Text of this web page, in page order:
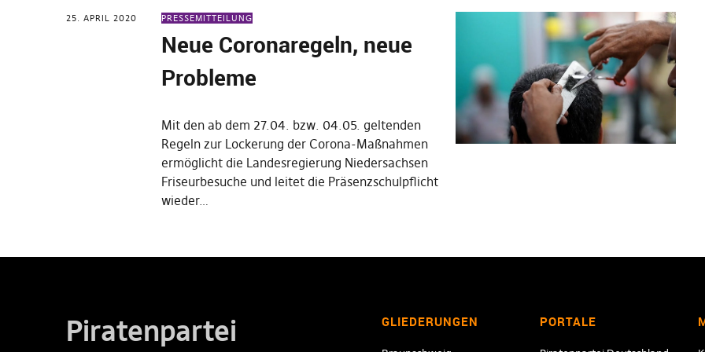
25. APRIL 2020 PRESSEMITTEILUNG
Neue Coronaregeln, neue
Probleme
Mit den ab dem 27.04. bzw. 04.05. geltenden
Regeln zur Lockerung der Corona-Maßnahmen
ermöglicht die Landesregierung Niedersachsen
Friseurbesuche und leitet die Präsenzschulpflicht
wieder…
Piratenpartei
GLIEDERUNGEN PORTALE